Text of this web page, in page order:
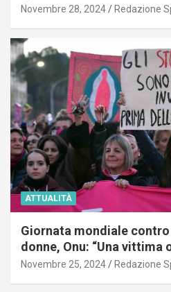
Novembre 28, 2024 Redazione
ATTUALITÀ
Giornata mondiale
donne, Onu: “Una vittima
Novembre 25, 2024 Redazione